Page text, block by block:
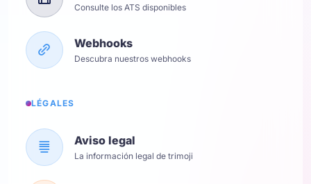
Consulte los ATS disponibles
Webhooks
Descubra nuestros webhooks
LÉGALES
Aviso legal
La información legal de trimoji